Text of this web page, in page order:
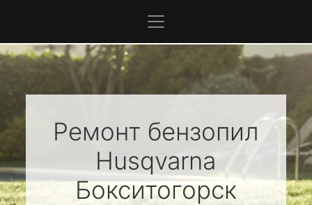
Ремонт бензопил
Husqvarna
Бокситогорск